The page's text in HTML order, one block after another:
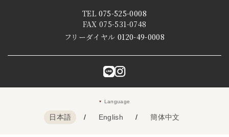
TEL 075-525-0008
FAX 075-531-0748
フリーダイヤル 0120-49-0008
Language
日本語 / English / 簡体中文